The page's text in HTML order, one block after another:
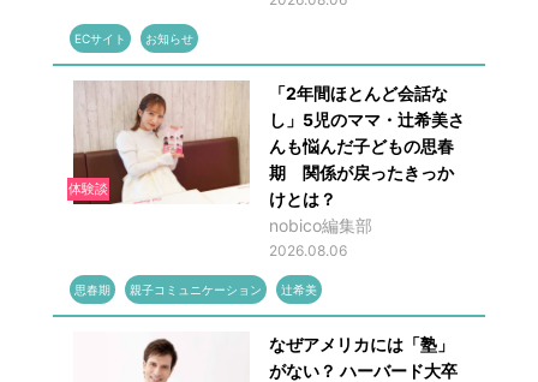
ECサイト お知らせ
体験談
「2年間ほとんど会話な
し」5児のママ・辻希美さ
んも悩んだ子どもの思春
期 関係が戻ったきっか
けとは？
nobico編集部
2026.08.06
思春期 親子コミュニケーション 辻希美
なぜアメリカには「塾」
がない？ ハーバード大卒